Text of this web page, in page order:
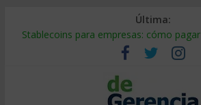
Última:
Stablecoins para empresas: cómo
Despido silencioso: qué es y por qué
IA en selección de personal: cómo
Trabajo forzoso en la cadena de
Mercado hispano de EE. UU.: cómo